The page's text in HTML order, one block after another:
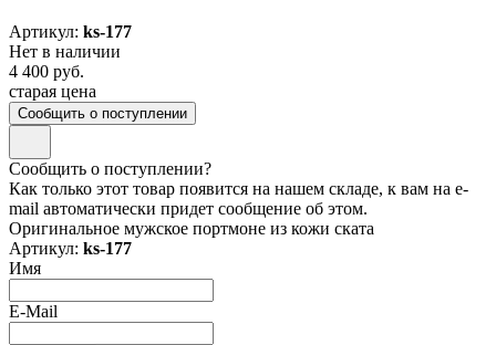
Артикул: ks-177
Нет в наличии
4 400 руб.
старая цена
Сообщить о поступлении
Сообщить о поступлении?
Как только этот товар появится на нашем складе, к вам на e-
mail автоматически придет сообщение об этом.
Оригинальное мужское портмоне из кожи ската
Артикул: ks-177
Имя
E-Mail